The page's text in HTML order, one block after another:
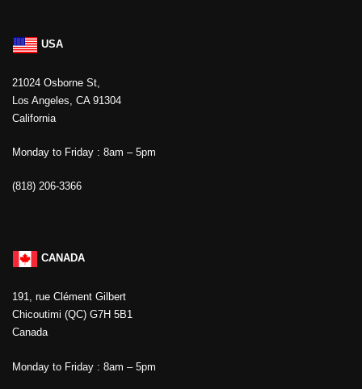
USA
21024 Osborne St,
Los Angeles, CA 91304
California
Monday to Friday : 8am – 5pm
(818) 206-3366
CANADA
191, rue Clément Gilbert
Chicoutimi (QC) G7H 5B1
Canada
Monday to Friday : 8am – 5pm